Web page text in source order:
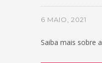
6 MAIO, 2021
Saiba mais sobre